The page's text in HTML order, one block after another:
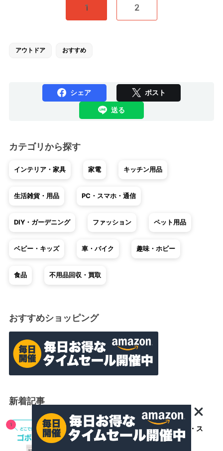
1 2
アウトドア おすすめ
シェア ポスト
送る
カテゴリから探す
インテリア・家具 家電 キッチン用品
生活雑貨・用品 PC・スマホ・通信
DIY・ガーデニング ファッション ペット用品
ベビー・キッズ 車・バイク 趣味・ホビー
食品 不用品回収・買取
おすすめショッピング
新着記事
ゴボーチェはどこで売ってる？コンビニ・ス
ーパーを徹底調査！通販の最安値も紹介